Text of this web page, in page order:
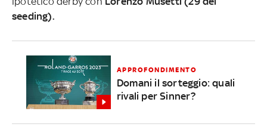
seeding).
APPROFONDIMENTO
Domani il sorteggio: quali
rivali per Sinner?